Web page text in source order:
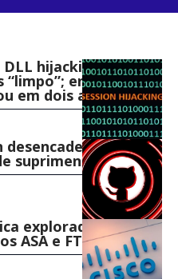
DLL hijacking ataque
entenda a
em dois anos
desencadeia ataque
suprimentos
explorada
ASA e FTD